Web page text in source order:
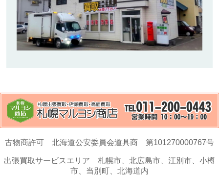
古物商許可 北海道公安委員会道具商 第101270000767号
出張買取サービスエリア 札幌市、北広島市、江別市、小樽
市、当別町、北海道内